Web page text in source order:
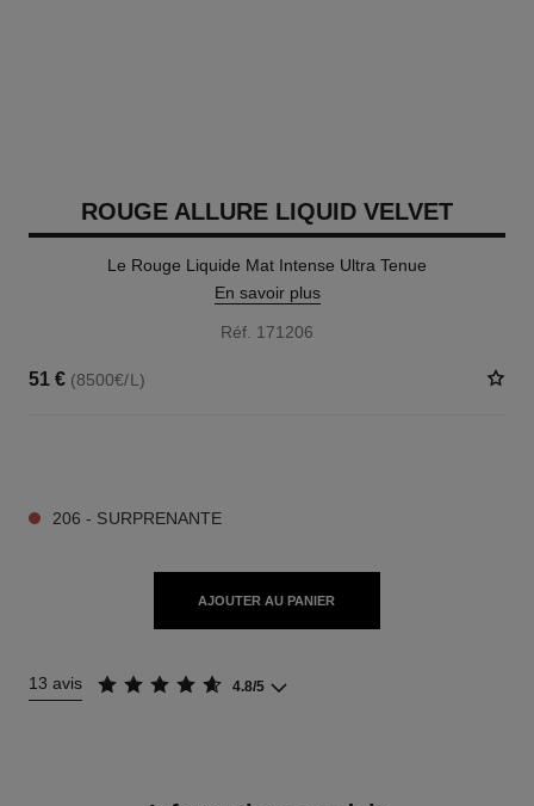
ROUGE ALLURE LIQUID VELVET
Le Rouge Liquide Mat Intense Ultra Tenue
En savoir plus
Réf. 171206
51 € (8500€/L)
206 - SURPRENANTE
AJOUTER AU PANIER
13 avis 4.8/5